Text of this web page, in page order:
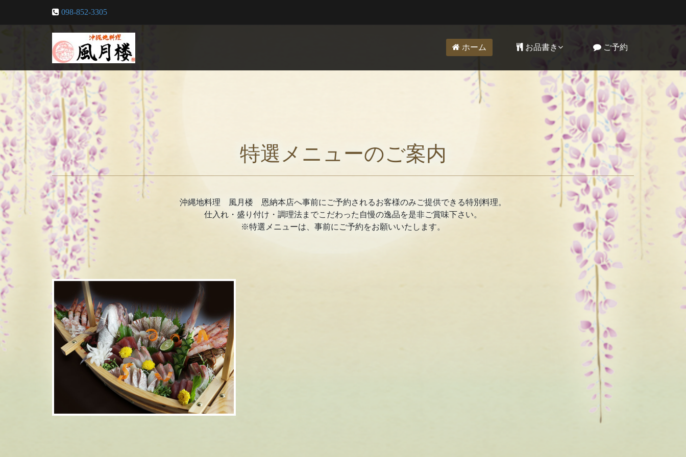
098-852-3305
ホーム お品書き ご予約
特選メニューのご案内
沖縄地料理 風月楼 恩納本店へ事前にご予約されるお客様のみご提供できる特別料理。
仕入れ・盛り付け・調理法までこだわった自慢の逸品を是非ご賞味下さい。
※特選メニューは、事前にご予約をお願いいたします。
舟盛り
詳細はこちら